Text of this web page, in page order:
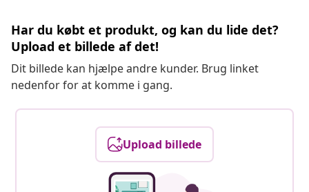
Har du købt et produkt, og kan du lide det?
Upload et billede af det!
Dit billede kan hjælpe andre kunder. Brug linket
nedenfor for at komme i gang.
Upload billede